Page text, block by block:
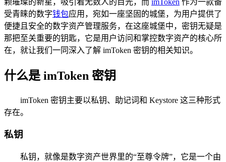
受青睐的数字钱包应用，宛如一座坚固的城堡，为用户提供了
便捷且安全的数字资产管理服务，在这座城堡中，密钥无疑是
那把至关重要的钥匙，它是用户访问和掌控数字资产的核心所
在，就让我们一同深入了解 imToken 密钥的相关知识。
什么是 imToken 密钥
imToken 密钥主要以私钥、助记词和 Keystore 这三种形式
存在。
私钥
私钥，就像是数字资产世界里的“至尊令牌”，它是一个由